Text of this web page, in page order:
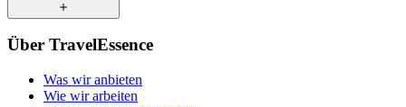
Was uns einzigartig macht
Klimabewusst reisen
Kontakt
Karriere
Unsere Reiseexperten
Unsere Kunden
Über TravelEssence
Was wir anbieten
Wie wir arbeiten